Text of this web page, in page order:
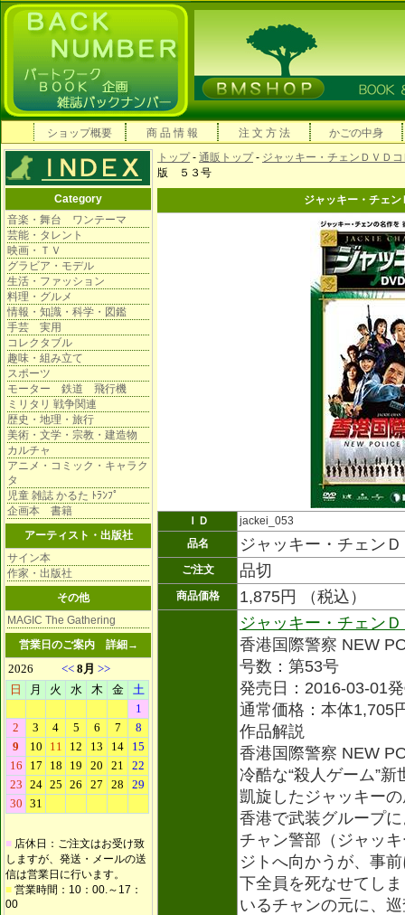
ショップ概要 商 品 情 報 注 文 方 法 かごの中身
Category
音楽・舞台 ワンテーマ
芸能・タレント
映画・ＴＶ
グラビア・モデル
生活・ファッション
料理・グルメ
情報・知識・科学・図鑑
手芸 実用
コレクタブル
趣味・組み立て
スポーツ
モーター 鉄道 飛行機
ミリタリ 戦争関連
歴史・地理・旅行
美術・文学・宗教・建造物
カルチャ
アニメ・コミック・キャラク
タ
児童 雑誌 かるた ﾄﾗﾝﾌﾟ
企画本 書籍
アーティスト・出版社
サイン本
作家・出版社
その他
MAGIC The Gathering
営業日のご案内 詳細→
■ 店休日：ご注文はお受け致
しますが、発送・メールの送
信は営業日に行います。
■ 営業時間：10：00.～17：
00
トップ- 通販トップ- ジャッキー・チェンＤＶＤ
版 ５３号
ジャッキー・チェ
ＩＤ
jackei_053
品名
ジャッキー・チェン
ご注文 品切
商品価格 1,875円 （税込）
ジャッキー・チェン
香港国際警察 NEW
号数：第53号
発売日：2016-03-01
通常価格：本体1,705
作品解説
香港国際警察 NEW
冷酷な“殺人ゲーム”
凱旋したジャッキー
香港で武装グループ
チャン警部（ジャッ
ジトへ向かうが、事
下全員を死なせてし
いるチャンの元に、